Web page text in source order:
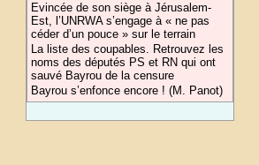
Evincée de son siège à Jérusalem-
Est, l’UNRWA s’engage à « ne pas
céder d’un pouce » sur le terrain
La liste des coupables. Retrouvez les
noms des députés PS et RN qui ont
sauvé Bayrou de la censure
Bayrou s’enfonce encore ! (M. Panot)